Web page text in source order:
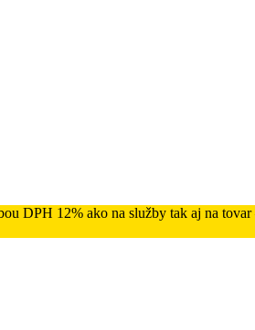
DPH 12% ako na služby tak aj na